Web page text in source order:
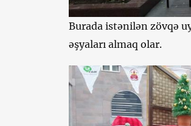
Burada istənilən zövqə
əşyaları almaq olar.